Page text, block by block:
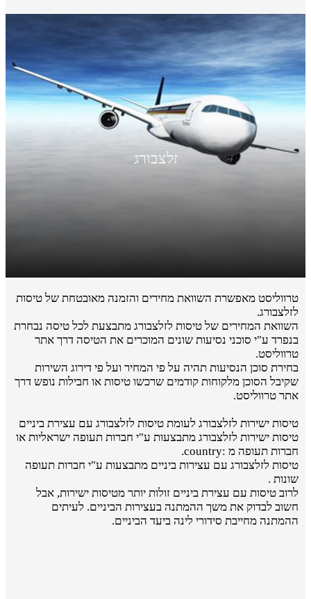
זלצבורג
טרווליסט מאפשרת השוואת מחירים והזמנה מאובטחת של טיסות
לזלצבורג.
השוואת המחירים של טיסות לזלצבורג מתבצעת לכל טיסה נבחרת
בנפרד ע"י סוכני נסיעות שונים המוכרים את הטיסה דרך אתר
טרווליסט.
בחירת סוכן הנסיעות תהיה על פי המחיר ועל פי דירוג השירות
שקיבל הסוכן מלקוחות קודמים שרכשו טיסות או חבילות נופש דרך
אתר טרווליסט.
טיסות ישירות לזלצבורג לעומת טיסות לזלצבורג עם עצירת ביניים
טיסות ישירות לזלצבורג מתבצעות ע"י חברות תעופה ישראליות או
חברות תעופה מ :country.
טיסות לזלצבורג עם עצירות ביניים מתבצעות ע"י חברות תעופה
שונות .
לרוב טיסות עם עצירת ביניים זולות יותר מטיסות ישירות, אבל
חשוב לבדוק את משך ההמתנה בעצירות הביניים. לעיתים
ההמתנה מחייבת סידורי לינה ביעד הביניים.